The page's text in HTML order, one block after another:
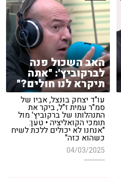
האב השכול פנה
לברקוביץ': "אתה
תיקרא לנו חולים?"
עו"ד יצחק בונצל, אביו של
סמ"ר עמית ז"ל, ביקר את
התנהלותו של ברקוביץ' מול
תומכי הקואליציה • טען:
"אנחנו לא יכולים ללכת לשיח
כשהוא כזה"
04/03/2025